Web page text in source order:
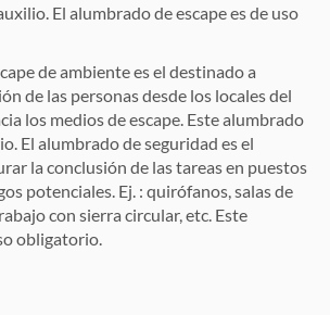
El alumbrado de escape es de uso
de ambiente es el destinado a
de las personas desde los locales del
los medios de escape. Este alumbrado
El alumbrado de seguridad es el
la conclusión de las tareas en puestos
potenciales. Ej. : quirófanos, salas de
con sierra circular, etc. Este
obligatorio.